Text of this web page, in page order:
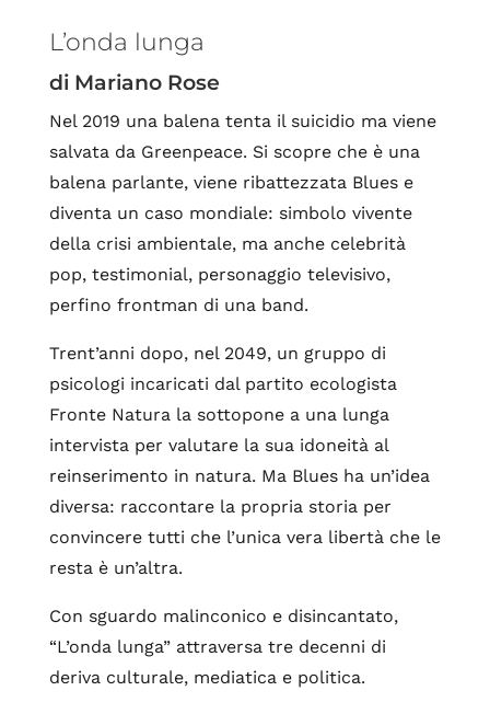
L’onda lunga
di Mariano Rose
Nel 2019 una balena tenta il suicidio ma viene
salvata da Greenpeace. Si scopre che è una
balena parlante, viene ribattezzata Blues e
diventa un caso mondiale: simbolo vivente
della crisi ambientale, ma anche celebrità
pop, testimonial, personaggio televisivo,
perfino frontman di una band.
Trent’anni dopo, nel 2049, un gruppo di
psicologi incaricati dal partito ecologista
Fronte Natura la sottopone a una lunga
intervista per valutare la sua idoneità al
reinserimento in natura. Ma Blues ha un’idea
diversa: raccontare la propria storia per
convincere tutti che l’unica vera libertà che le
resta è un’altra.
Con sguardo malinconico e disincantato,
“L’onda lunga” attraversa tre decenni di
deriva culturale, mediatica e politica.